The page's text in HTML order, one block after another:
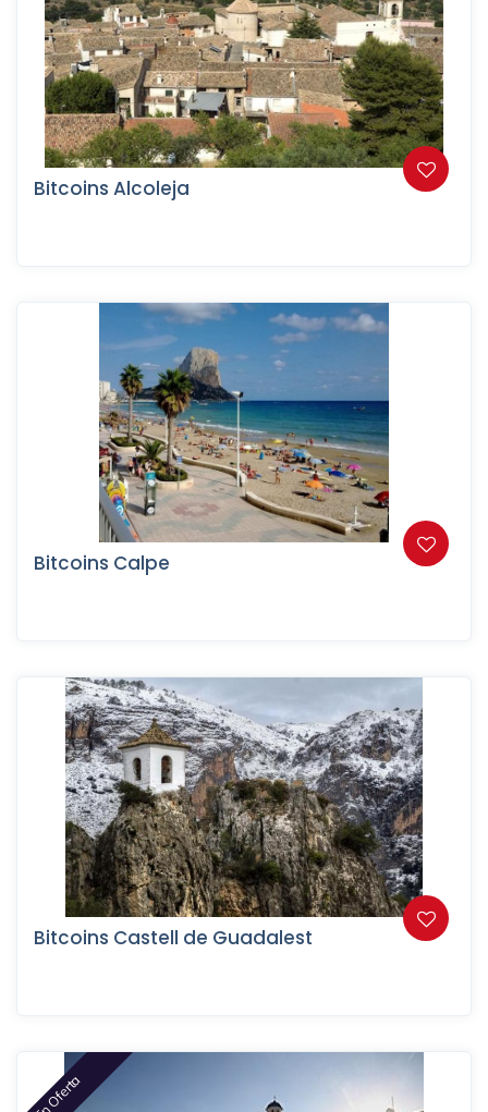
Bitcoins Alcoleja
Bitcoins Calpe
Bitcoins Castell de Guadalest
En Oferta